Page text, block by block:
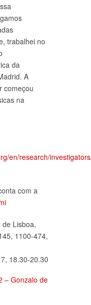
trabalhei no
da
A
começou
na
en/research/
com a
de Lisboa,
1100-474,
18.30-20.30